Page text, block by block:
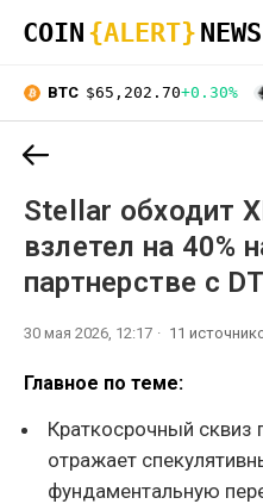
COIN {ALERT} NEWS
BTC $65,202.70+0.30%
Stellar обходит
взлетел на 40%
партнерстве с
30 мая 2026, 12:17 11
Главное по теме:
Краткосрочный сквиз
отражает
фундаментальную